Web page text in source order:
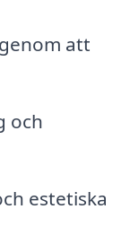
att
och
estetiska